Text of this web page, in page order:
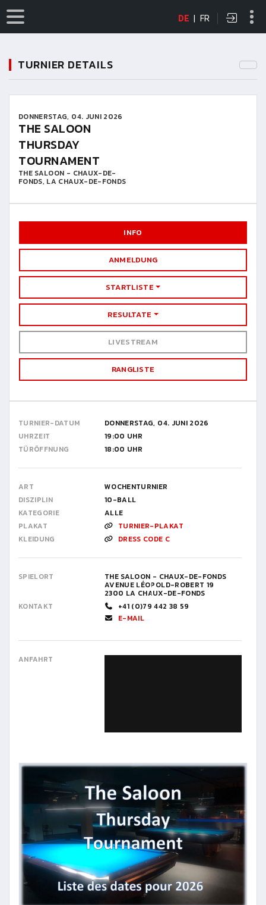
DE | FR
TURNIER DETAILS
DONNERSTAG, 04. JUNI 2026
THE SALOON
THURSDAY
TOURNAMENT
THE SALOON - CHAUX-DE-
FONDS, LA CHAUX-DE-FONDS
INFO
ANMELDUNG
STARTLISTE
RESULTATE
LIVESTREAM
RANGLISTE
TURNIER-DATUM
DONNERSTAG, 04. JUNI 2026
UHRZEIT
19:00 UHR
TÜRÖFFNUNG
18:00 UHR
ART
WOCHENTURNIER
DISZIPLIN
10-BALL
KATEGORIE
ALLE
PLAKAT
TURNIER-PLAKAT
KLEIDUNG
DRESS CODE C
SPIELORT THE SALOON - CHAUX-DE-FONDS
AVENUE LÉOPOLD-ROBERT 19
2300 LA CHAUX-DE-FONDS
KONTAKT
+41 (0)79 442 38 59
E-MAIL
ANFAHRT